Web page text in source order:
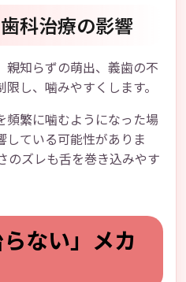
科治療の影響
親知らずの萌出、義歯の不
し、噛みやすくします。
繁に噛むようになった場
している可能性がありま
のズレも舌を巻き込みやす
らない」メカ